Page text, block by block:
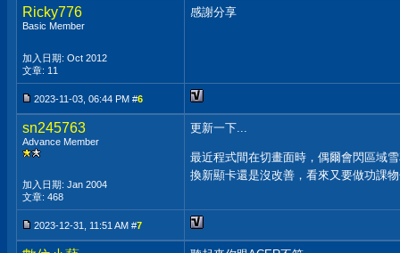
Ricky776
Basic Member
加入日期: Oct 2012
文章: 11
感謝分享
2023-11-03, 06:44 PM #6
sn245763
Advance Member
加入日期: Jan 2004
文章: 468
更新一下...
最近程式間在切畫面時，偶爾會閃區域
換新顯卡還是沒改善，看來又要做功課
2023-12-31, 11:51 AM #7